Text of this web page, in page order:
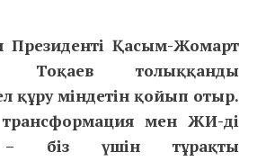
Президенті Қасым-Жомарт
Тоқаев толыққанды
құру міндетін қойып отыр.
мен ЖИ-ді
біз үшін тұрақты